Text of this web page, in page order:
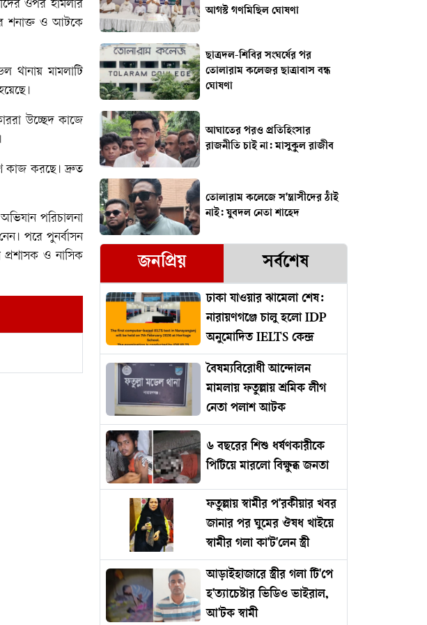
ওপর হামলার
শনাক্ত ও আটকে
থানায় মামলাটি
উচ্ছেদ কাজে
কাজ করছে। দ্রুত
পরিচালনা
পরে পুনর্বাসন
প্রশাসক ও নাসিক
আগস্ট গণমিছিল ঘোষণা
ছাত্রদল-শিবির সংঘর্ষের পর
তোলারাম কলেজর ছাত্রাবাস বন্ধ
ঘোষণা
আঘাতের পরও প্রতিহিংসার
রাজনীতি চাই না: মাসুকুল রাজীব
তোলারাম কলেজে স'ন্ত্রাসীদের ঠাঁই
নাই: যুবদল নেতা শাহেদ
জনপ্রিয় সর্বশেষ
ঢাকা যাওয়ার ঝামেলা শেষ:
নারায়ণগঞ্জে চালু হলো IDP
অনুমোদিত IELTS কেন্দ্র
বৈষম্যবিরোধী আন্দোলন
মামলায় ফতুল্লায় শ্রমিক লীগ
নেতা পলাশ আটক
৬ বছরের শিশু ধর্ষণকারীকে
পিটিয়ে মারলো বিক্ষুব্ধ জনতা
ফতুল্লায় স্বামীর প'রকীয়ার খবর
জানার পর ঘুমের ঔষধ খাইয়ে
স্বামীর গলা কা'ট'লেন স্ত্রী
আড়াইহাজারে স্ত্রীর গলা টি'পে
হ'ত্যাচেষ্টার ভিডিও ভাইরাল,
আ'টক স্বামী